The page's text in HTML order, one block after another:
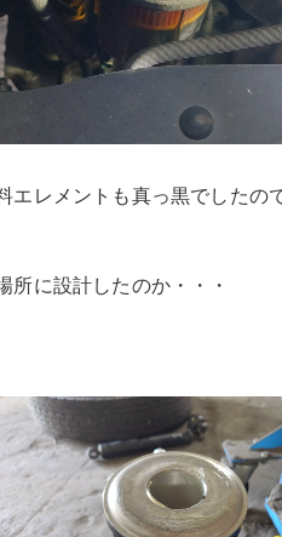
レメントも真っ黒でしたの
所に設計したのか・・・